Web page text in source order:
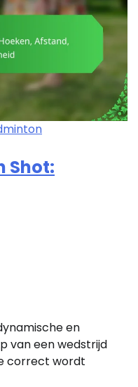
Shot:
en
van een wedstrijd
correct wordt